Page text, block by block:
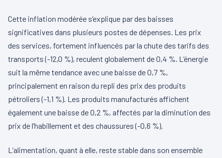
Cette inflation modérée s’explique par des baisses
significatives dans plusieurs postes de dépenses. Les prix
des services, fortement influencés par la chute des tarifs des
transports (-12,0 %), reculent globalement de 0,4 %. L’énergie
suit la même tendance avec une baisse de 0,7 %,
principalement en raison du repli des prix des produits
pétroliers (-1,1 %). Les produits manufacturés affichent
également une baisse de 0,2 %, affectés par la diminution des
prix de l’habillement et des chaussures (-0,6 %).
L’alimentation, quant à elle, reste stable dans son ensemble